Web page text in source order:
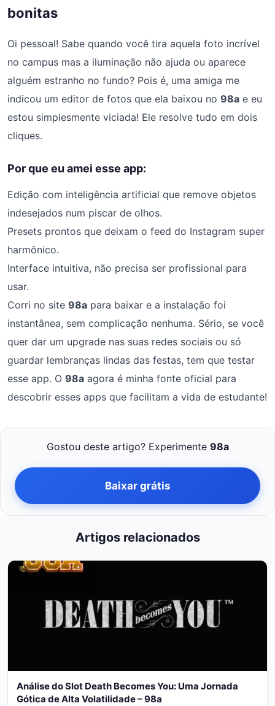
bonitas
Oi pessoal! Sabe quando você tira aquela foto incrível
no campus mas a iluminação não ajuda ou aparece
alguém estranho no fundo? Pois é, uma amiga me
indicou um editor de fotos que ela baixou no 98a e eu
estou simplesmente viciada! Ele resolve tudo em dois
cliques.
Por que eu amei esse app:
Edição com inteligência artificial que remove objetos
indesejados num piscar de olhos.
Presets prontos que deixam o feed do Instagram super
harmônico.
Interface intuitiva, não precisa ser profissional para
usar.
Corri no site 98a para baixar e a instalação foi
instantânea, sem complicação nenhuma. Sério, se você
quer dar um upgrade nas suas redes sociais ou só
guardar lembranças lindas das festas, tem que testar
esse app. O 98a agora é minha fonte oficial para
descobrir esses apps que facilitam a vida de estudante!
Gostou deste artigo? Experimente 98a
Baixar grátis
Artigos relacionados
Análise do Slot Death Becomes You: Uma Jornada
Gótica de Alta Volatilidade – 98a